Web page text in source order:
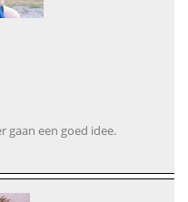
gaan een goed idee.